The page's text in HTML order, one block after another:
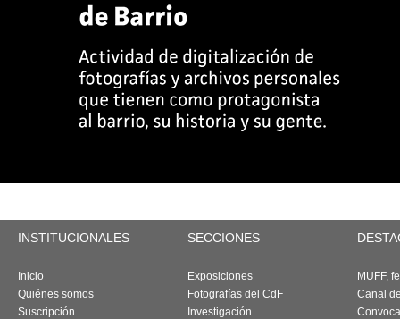
INSTITUCIONALES SECCIONES
Inicio
Quiénes somos
Suscripción
Exposiciones
Fotografías del CdF
Investigación
MUFF,
Canal